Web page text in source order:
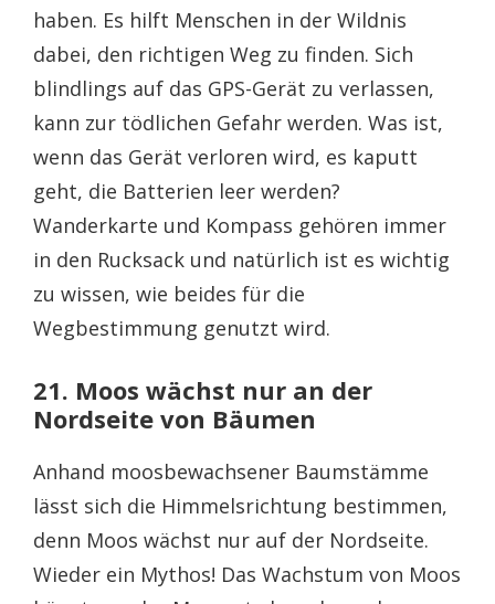
haben. Es hilft Menschen in der Wildnis
dabei, den richtigen Weg zu finden. Sich
blindlings auf das GPS-Gerät zu verlassen,
kann zur tödlichen Gefahr werden. Was ist,
wenn das Gerät verloren wird, es kaputt
geht, die Batterien leer werden?
Wanderkarte und Kompass gehören immer
in den Rucksack und natürlich ist es wichtig
zu wissen, wie beides für die
Wegbestimmung genutzt wird.
21. Moos wächst nur an der
Nordseite von Bäumen
Anhand moosbewachsener Baumstämme
lässt sich die Himmelsrichtung bestimmen,
denn Moos wächst nur auf der Nordseite.
Wieder ein Mythos! Das Wachstum von Moos